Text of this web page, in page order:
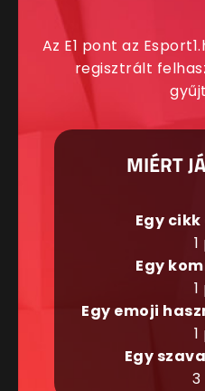
Az E1 pont az
regisztrált
MIÉRT
Egy
Egy
Egy emoji
Egy